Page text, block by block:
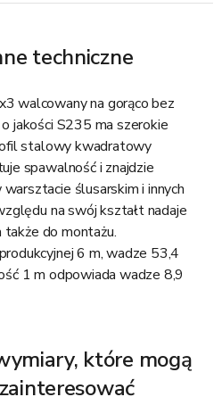
techniczne
walcowany na gorąco bez
jakości S235 ma szerokie
stalowy kwadratowy
spawalność i znajdzie
ślusarskim i innych
na swój kształt nadaje
także do montażu.
6 m, wadze 53,4
1 m odpowiada wadze 8,9
które mogą